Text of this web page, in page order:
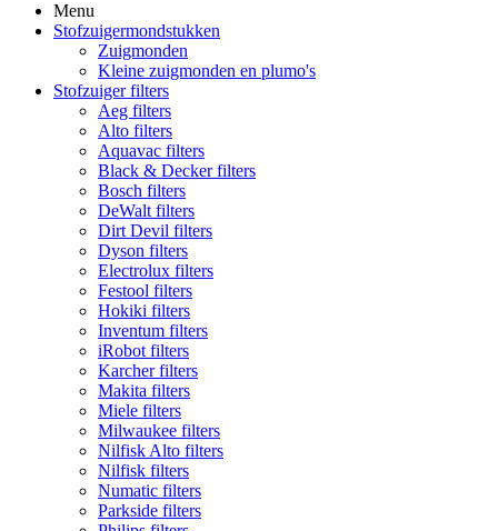
Menu
Stofzuigermondstukken
Zuigmonden
Kleine zuigmonden en plumo's
Stofzuiger filters
Aeg filters
Alto filters​
Aquavac filters
Black & Decker filters
Bosch filters
DeWalt filters
Dirt Devil filters
Dyson filters
Electrolux filters
Festool filters
Hokiki filters
Inventum filters
iRobot filters
Karcher filters
Makita filters
Miele filters
Milwaukee filters
Nilfisk Alto filters
Nilfisk filters
Numatic filters
Parkside filters